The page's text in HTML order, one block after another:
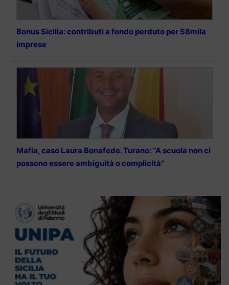
Bonus Sicilia: contributi a fondo perduto per 58mila
imprese
Mafia, caso Laura Bonafede. Turano: “A scuola non ci
possono essere ambiguità o complicità”